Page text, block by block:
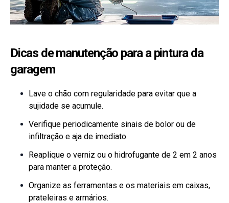
Dicas de manutenção para a pintura da
garagem
Lave o chão com regularidade para evitar que a
sujidade se acumule.
Verifique periodicamente sinais de bolor ou de
infiltração e aja de imediato.
Reaplique o verniz ou o hidrofugante de 2 em 2 anos
para manter a proteção.
Organize as ferramentas e os materiais em caixas,
prateleiras e armários.